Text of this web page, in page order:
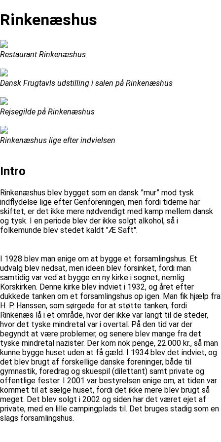
Rinkenæshus
Restaurant Rinkenæshus
Dansk Frugtavls udstilling i salen på Rinkenæshus
Rejsegilde på Rinkenæshus
Rinkenæshus lige efter indvielsen
Intro
Rinkenæshus blev bygget som en dansk ”mur” mod tysk
indflydelse lige efter Genforeningen, men fordi tiderne har
skiftet, er det ikke mere nødvendigt med kamp mellem dansk
og tysk. I en periode blev der ikke solgt alkohol, så i
folkemunde blev stedet kaldt "Æ Saft".
I 1928 blev man enige om at bygge et forsamlingshus. Et
udvalg blev nedsat, men ideen blev forsinket, fordi man
samtidig var ved at bygge en ny kirke i sognet, nemlig
Korskirken. Denne kirke blev indviet i 1932, og året efter
dukkede tanken om et forsamlingshus op igen. Man fik hjælp fra
H. P. Hanssen, som sørgede for at støtte tanken, fordi
Rinkenæs lå i et område, hvor der ikke var langt til de steder,
hvor det tyske mindretal var i overtal. På den tid var der
begyndt at være problemer, og senere blev mange fra det
tyske mindretal nazister. Der kom nok penge, 22.000 kr., så man
kunne bygge huset uden at få gæld. I 1934 blev det indviet, og
det blev brugt af forskellige danske foreninger, både til
gymnastik, foredrag og skuespil (dilettant) samt private og
offentlige fester. I 2001 var bestyrelsen enige om, at tiden var
kommet til at sælge huset, fordi det ikke mere blev brugt så
meget. Det blev solgt i 2002 og siden har det været ejet af
private, med en lille campingplads til. Det bruges stadig som en
slags forsamlingshus.